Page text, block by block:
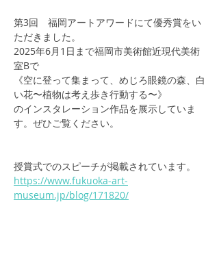
第3回　福岡アートアワードにて優秀賞をい
ただきました。
2025年6月1日まで福岡市美術館近現代美術
室Bで
《空に登って集まって、めじろ眼鏡の森、白
い花〜植物は考え歩き行動する〜》
のインスタレーション作品を展示していま
す。ぜひご覧ください。
授賞式でのスピーチが掲載されています。
https://www.fukuoka-art-
museum.jp/blog/171820/